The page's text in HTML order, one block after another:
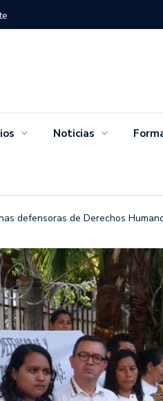
Noticias
defensoras de Derechos